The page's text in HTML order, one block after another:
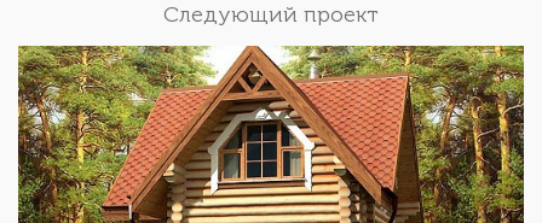
Следующий проект